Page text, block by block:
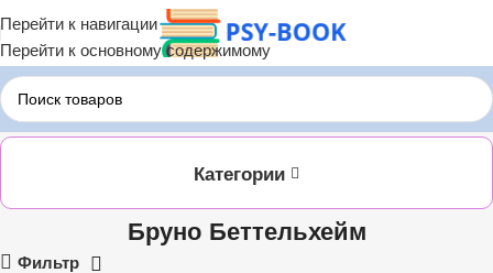
Перейти к навигации
Перейти к основному содержимому
Главная Бруно Беттельхейм
Категории
Бруно Беттельхейм
Фильтр